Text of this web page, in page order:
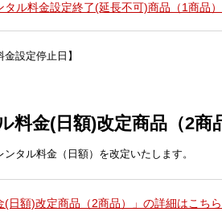
タル料金設定終了(延長不可)商品（1商品
金設定停止日】
料金(日額)改定商品（2商
タル料金（日額）を改定いたします。
(日額)改定商品（2商品）」の詳細はこち